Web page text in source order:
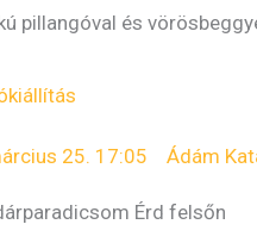
pillangóval és
25. 17:05 Ádám
Érd felsőn